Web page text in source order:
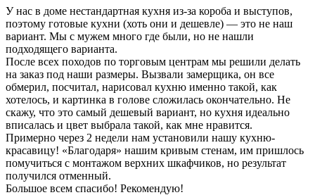
У нас в доме нестандартная кухня из-за короба и выступов,
поэтому готовые кухни (хоть они и дешевле) — это не наш
вариант. Мы с мужем много где были, но не нашли
подходящего варианта.
После всех походов по торговым центрам мы решили делать
на заказ под наши размеры. Вызвали замерщика, он все
обмерил, посчитал, нарисовал кухню именно такой, как
хотелось, и картинка в голове сложилась окончательно. Не
скажу, что это самый дешевый вариант, но кухня идеально
вписалась и цвет выбрала такой, как мне нравится.
Примерно через 2 недели нам установили нашу кухню-
красавицу! «Благодаря» нашим кривым стенам, им пришлось
помучиться с монтажом верхних шкафчиков, но результат
получился отменный.
Большое всем спасибо! Рекомендую!